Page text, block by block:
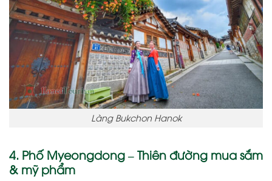
Làng Bukchon Hanok
4. Phố Myeongdong – Thiên đường mua sắm
& mỹ phẩm